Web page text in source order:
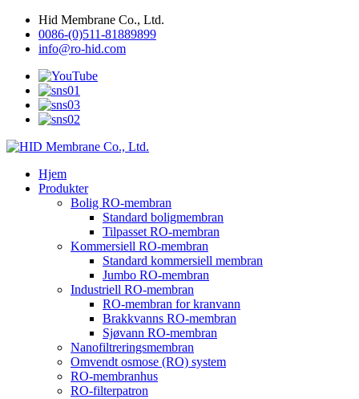
Hid Membrane Co., Ltd.
0086-(0)511-81889899
info@ro-hid.com
Hjem
Produkter
Bolig RO-membran
Standard boligmembran
Tilpasset RO-membran
Kommersiell RO-membran
Standard kommersiell membran
Jumbo RO-membran
Industriell RO-membran
RO-membran for kranvann
Brakkvanns RO-membran
Sjøvann RO-membran
Nanofiltreringsmembran
Omvendt osmose (RO) system
RO-membranhus
RO-filterpatron